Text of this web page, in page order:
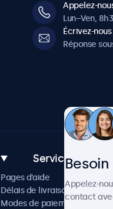
Appelez-
Lun–Ven,
Écrivez-
Réponse
Service client
Pages d’aide
Délais de livraison
Modes de paiement
Appelez-
contact